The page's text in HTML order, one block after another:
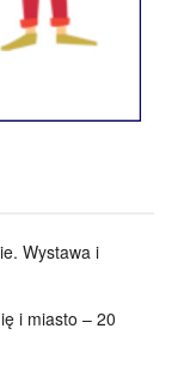
Wystawa i
i miasto – 20